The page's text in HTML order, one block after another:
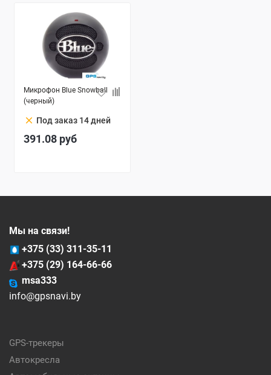
Микрофон Blue Snowball
(черный)
clear Под заказ 14 дней
391.08 руб
Мы на связи!
+375 (33) 311-35-11
+375 (29) 164-66-66
msa333
info@gpsnavi.by
GPS-трекеры
Автокресла